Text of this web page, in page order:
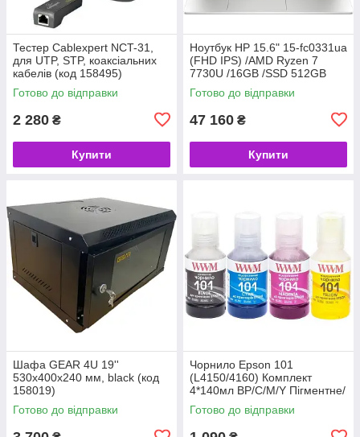
Тестер Cablexpert NCT-31,
для UTP, STP, коаксіальних
кабелів (код 158495)
Готово до відправки
2 280 ₴
Купити
Ноутбук HP 15.6" 15-fc0331ua
(FHD IPS) /AMD Ryzen 7
7730U /16GB /SSD 512GB
/UMA /DOS /сріблястий (код
158475)
Готово до відправки
47 160 ₴
Купити
Шафа GEAR 4U 19''
530x400x240 мм, black (код
158019)
Готово до відправки
Чорнило Epson 101
(L4150/4160) Комплект
4*140мл BP/C/M/Y Пігментне/
Водорозчинне *WWM (код
157466)
Готово до відправки